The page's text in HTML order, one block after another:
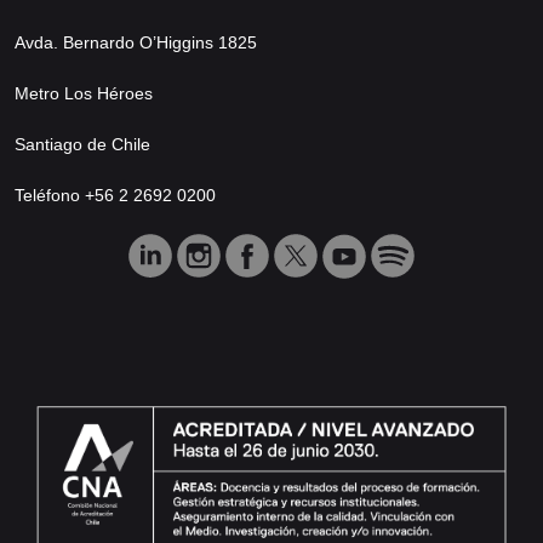
Avda. Bernardo O’Higgins 1825
Metro Los Héroes
Santiago de Chile
Teléfono +56 2 2692 0200